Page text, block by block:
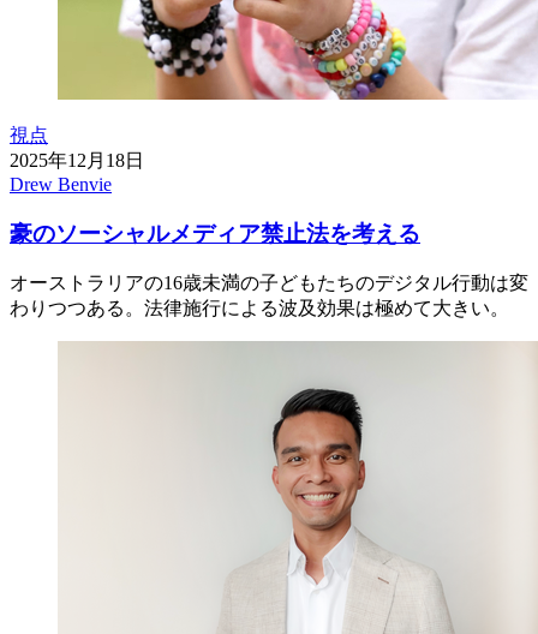
視点
2025年12月18日
Drew Benvie
豪のソーシャルメディア禁止法を考える
オーストラリアの16歳未満の子どもたちのデジタル行動は変
わりつつある。法律施行による波及効果は極めて大きい。